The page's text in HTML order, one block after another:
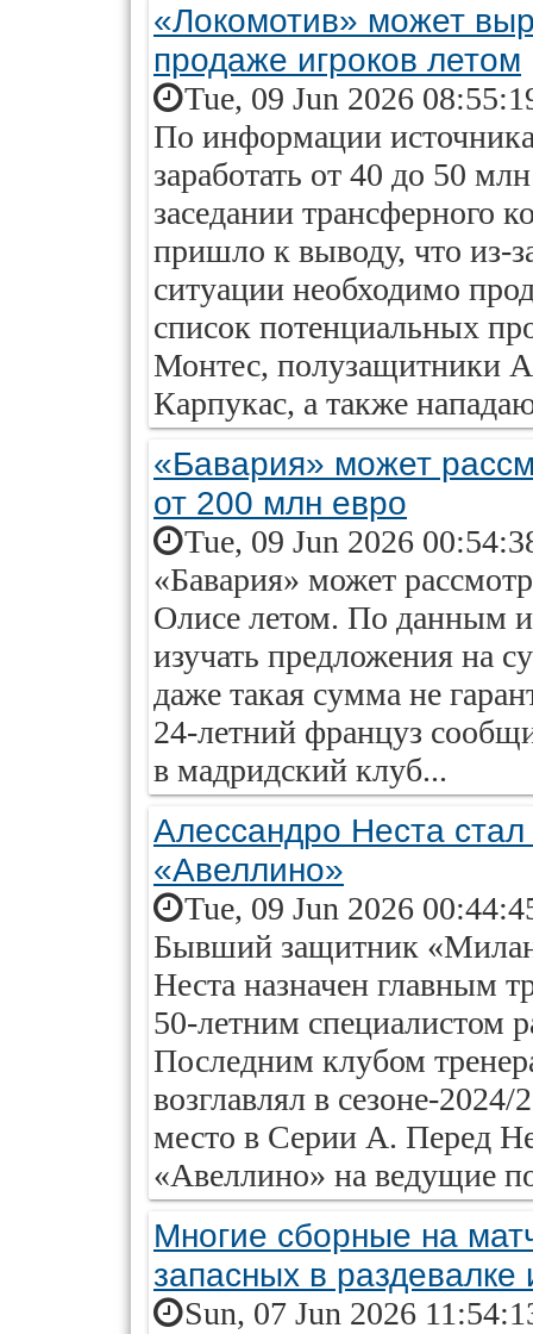
«Локомотив» может
продаже игроков летом
Tue, 09 Jun 2026
По информации
заработать от 40 до 50
заседании трансферного
пришло к выводу, что из-
ситуации необходимо
список потенциальных
Монтес, полузащитники
Карпукас, а также
«Бавария» может
от 200 млн евро
Tue, 09 Jun 2026
«Бавария» может
Олисе летом. По данным
изучать предложения на
даже такая сумма не
24-летний француз
в мадридский клуб...
Алессандро Неста
«Авеллино»
Tue, 09 Jun 2026
Бывший защитник
Неста назначен главным
50-летним специалистом
Последним клубом
возглавлял в сезоне-
место в Серии А. Перед
«Авеллино» на ведущие
Многие сборные на
запасных в
Sun, 07 Jun 2026